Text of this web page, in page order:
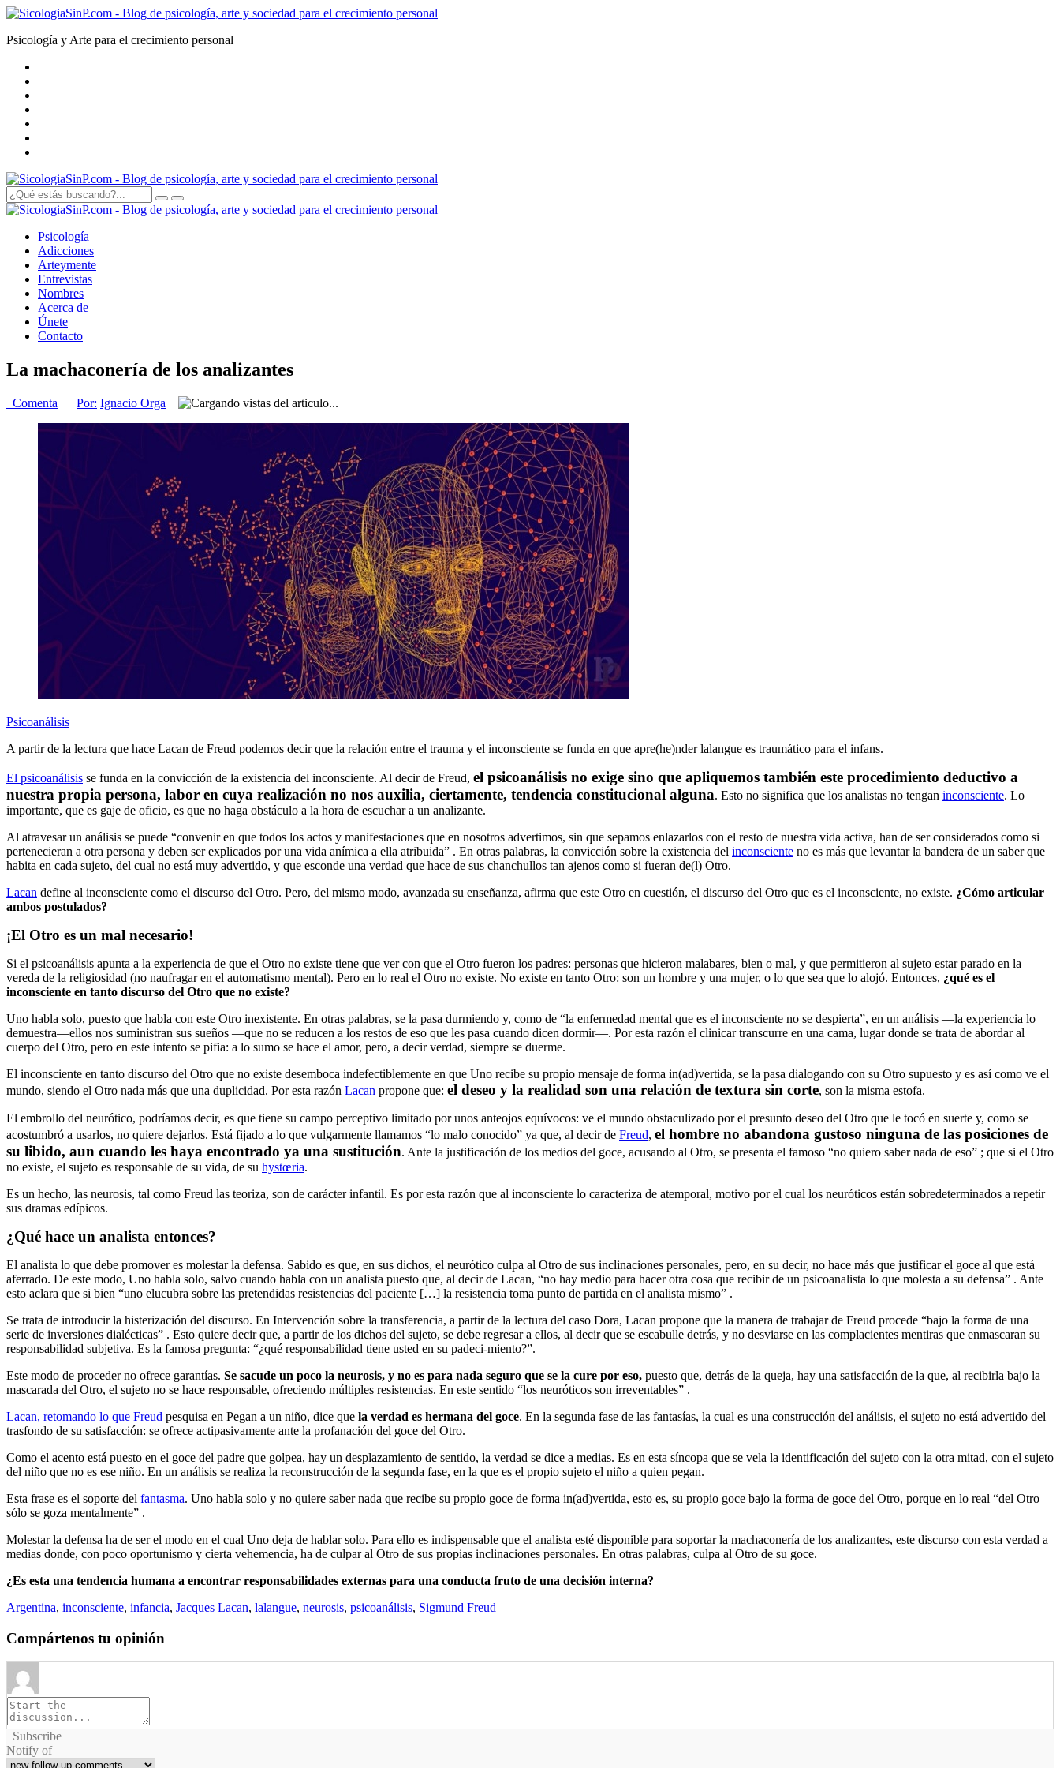
Psicología y Arte para el crecimiento personal
Psicología
Adicciones
Arteymente
Entrevistas
Nombres
Acerca de
Únete
Contacto
La machaconería de los analizantes
Comenta Por: Ignacio Orga
Psicoanálisis
A partir de la lectura que hace Lacan de Freud podemos decir que la relación entre el trauma y el inconsciente se funda en que apre(he)nder lalangue es traumático para el infans.
El psicoanálisis se funda en la convicción de la existencia del inconsciente. Al decir de Freud, el psicoanálisis no exige sino que apliquemos también este procedimiento deductivo a
nuestra propia persona, labor en cuya realización no nos auxilia, ciertamente, tendencia constitucional alguna. Esto no significa que los analistas no tengan inconsciente. Lo
importante, que es gaje de oficio, es que no haga obstáculo a la hora de escuchar a un analizante.
Al atravesar un análisis se puede “convenir en que todos los actos y manifestaciones que en nosotros advertimos, sin que sepamos enlazarlos con el resto de nuestra vida activa, han de ser considerados como si
pertenecieran a otra persona y deben ser explicados por una vida anímica a ella atribuida” . En otras palabras, la convicción sobre la existencia del inconsciente no es más que levantar la bandera de un saber que
habita en cada sujeto, del cual no está muy advertido, y que esconde una verdad que hace de sus chanchullos tan ajenos como si fueran de(l) Otro.
Lacan define al inconsciente como el discurso del Otro. Pero, del mismo modo, avanzada su enseñanza, afirma que este Otro en cuestión, el discurso del Otro que es el inconsciente, no existe. ¿Cómo articular
ambos postulados?
¡El Otro es un mal necesario!
Si el psicoanálisis apunta a la experiencia de que el Otro no existe tiene que ver con que el Otro fueron los padres: personas que hicieron malabares, bien o mal, y que permitieron al sujeto estar parado en la
vereda de la religiosidad (no naufragar en el automatismo mental). Pero en lo real el Otro no existe. No existe en tanto Otro: son un hombre y una mujer, o lo que sea que lo alojó. Entonces, ¿qué es el
inconsciente en tanto discurso del Otro que no existe?
Uno habla solo, puesto que habla con este Otro inexistente. En otras palabras, se la pasa durmiendo y, como de “la enfermedad mental que es el inconsciente no se despierta”, en un análisis —la experiencia lo
demuestra—ellos nos suministran sus sueños —que no se reducen a los restos de eso que les pasa cuando dicen dormir—. Por esta razón el clinicar transcurre en una cama, lugar donde se trata de abordar al
cuerpo del Otro, pero en este intento se pifia: a lo sumo se hace el amor, pero, a decir verdad, siempre se duerme.
El inconsciente en tanto discurso del Otro que no existe desemboca indefectiblemente en que Uno recibe su propio mensaje de forma in(ad)vertida, se la pasa dialogando con su Otro supuesto y es así como ve el
mundo, siendo el Otro nada más que una duplicidad. Por esta razón Lacan propone que: el deseo y la realidad son una relación de textura sin corte, son la misma estofa.
El embrollo del neurótico, podríamos decir, es que tiene su campo perceptivo limitado por unos anteojos equívocos: ve el mundo obstaculizado por el presunto deseo del Otro que le tocó en suerte y, como se
acostumbró a usarlos, no quiere dejarlos. Está fijado a lo que vulgarmente llamamos “lo malo conocido” ya que, al decir de Freud, el hombre no abandona gustoso ninguna de las posiciones de
su libido, aun cuando les haya encontrado ya una sustitución. Ante la justificación de los medios del goce, acusando al Otro, se presenta el famoso “no quiero saber nada de eso” ; que si el Otro
no existe, el sujeto es responsable de su vida, de su hystœria.
Es un hecho, las neurosis, tal como Freud las teoriza, son de carácter infantil. Es por esta razón que al inconsciente lo caracteriza de atemporal, motivo por el cual los neuróticos están sobredeterminados a repetir
sus dramas edípicos.
¿Qué hace un analista entonces?
El analista lo que debe promover es molestar la defensa. Sabido es que, en sus dichos, el neurótico culpa al Otro de sus inclinaciones personales, pero, en su decir, no hace más que justificar el goce al que está
aferrado. De este modo, Uno habla solo, salvo cuando habla con un analista puesto que, al decir de Lacan, “no hay medio para hacer otra cosa que recibir de un psicoanalista lo que molesta a su defensa” . Ante
esto aclara que si bien “uno elucubra sobre las pretendidas resistencias del paciente […] la resistencia toma punto de partida en el analista mismo” .
Se trata de introducir la histerización del discurso. En Intervención sobre la transferencia, a partir de la lectura del caso Dora, Lacan propone que la manera de trabajar de Freud procede “bajo la forma de una
serie de inversiones dialécticas” . Esto quiere decir que, a partir de los dichos del sujeto, se debe regresar a ellos, al decir que se escabulle detrás, y no desviarse en las complacientes mentiras que enmascaran su
responsabilidad subjetiva. Es la famosa pregunta: “¿qué responsabilidad tiene usted en su padeci-miento?”.
Este modo de proceder no ofrece garantías. Se sacude un poco la neurosis, y no es para nada seguro que se la cure por eso, puesto que, detrás de la queja, hay una satisfacción de la que, al recibirla bajo la
mascarada del Otro, el sujeto no se hace responsable, ofreciendo múltiples resistencias. En este sentido “los neuróticos son irreventables” .
Lacan, retomando lo que Freud pesquisa en Pegan a un niño, dice que la verdad es hermana del goce. En la segunda fase de las fantasías, la cual es una construcción del análisis, el sujeto no está advertido del
trasfondo de su satisfacción: se ofrece actipasivamente ante la profanación del goce del Otro.
Como el acento está puesto en el goce del padre que golpea, hay un desplazamiento de sentido, la verdad se dice a medias. Es en esta síncopa que se vela la identificación del sujeto con la otra mitad, con el sujeto
del niño que no es ese niño. En un análisis se realiza la reconstrucción de la segunda fase, en la que es el propio sujeto el niño a quien pegan.
Esta frase es el soporte del fantasma. Uno habla solo y no quiere saber nada que recibe su propio goce de forma in(ad)vertida, esto es, su propio goce bajo la forma de goce del Otro, porque en lo real “del Otro
sólo se goza mentalmente” .
Molestar la defensa ha de ser el modo en el cual Uno deja de hablar solo. Para ello es indispensable que el analista esté disponible para soportar la machaconería de los analizantes, este discurso con esta verdad a
medias donde, con poco oportunismo y cierta vehemencia, ha de culpar al Otro de sus propias inclinaciones personales. En otras palabras, culpa al Otro de su goce.
¿Es esta una tendencia humana a encontrar responsabilidades externas para una conducta fruto de una decisión interna?
Argentina, inconsciente, infancia, Jacques Lacan, lalangue, neurosis, psicoanálisis, Sigmund Freud
Compártenos tu opinión
Subscribe
Notify of